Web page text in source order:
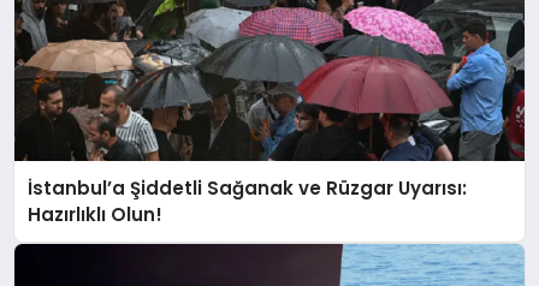
İstanbul’a Şiddetli Sağanak ve Rüzgar Uyarısı:
Hazırlıklı Olun!